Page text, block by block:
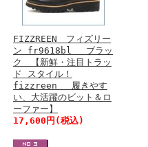
FIZZREEN フィズリー
ン fr9618bl ブラッ
ク 【新鮮・注目トラッ
ド スタイル！
fizzreen 履きやす
い、大活躍のビット＆ロ
ーファー】
17,600円(税込)